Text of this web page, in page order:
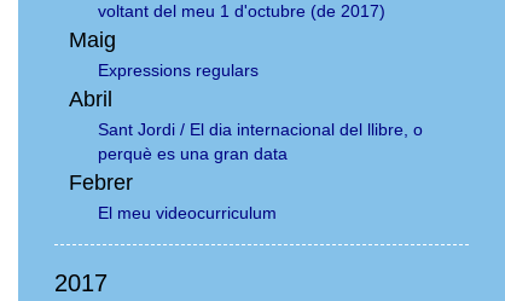
voltant del meu 1 d'octubre (de 2017)
Maig
Expressions regulars
Abril
Sant Jordi / El dia internacional del llibre, o
perquè es una gran data
Febrer
El meu videocurriculum
2017